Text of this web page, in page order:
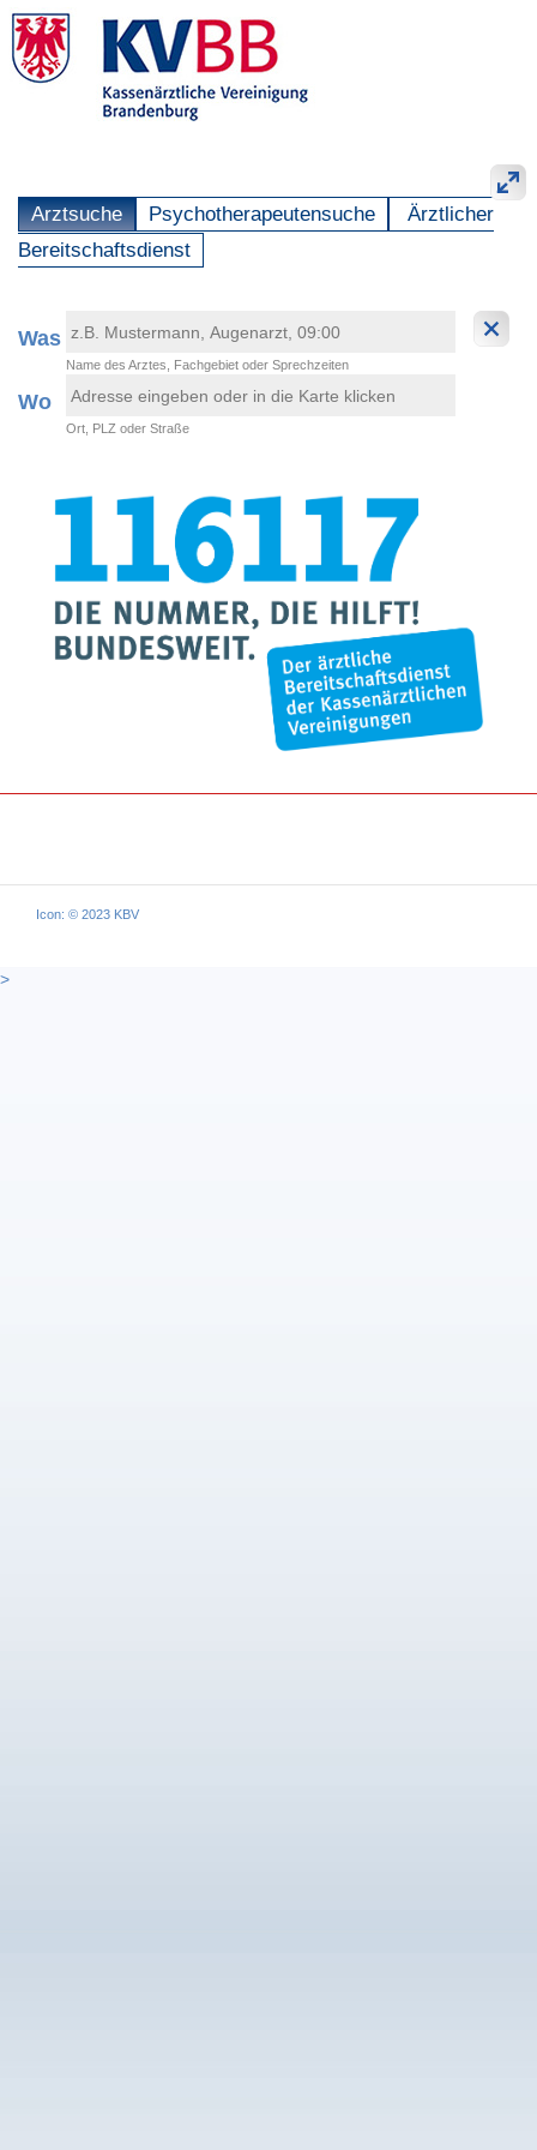
Arztsuche Psychotherapeutensuche
Ärztlicher
Bereitschaftsdienst
Was
Name des Arztes, Fachgebiet oder Sprechzeiten
Wo
Ort, PLZ oder Straße
Icon: © 2023 KBV
>